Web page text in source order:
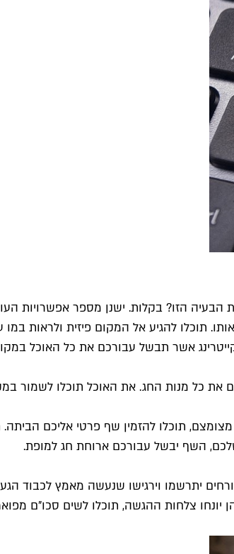
הבעיה הזו? בקלות. ישנן מספר אפשרויות
תוכלו להגיע אל המקום פיזית ולראות במו
אשר תבשל עבורכם את כל האוכל
מנות החג. את האוכל תוכלו לשמור
תוכלו להזמין שף פרטי אליכם
השף יבשל עבורכם ארוחת חג למופת.
יתרשמו וירגישו שנעשה מאמץ לכבוד
צלחות ההגשה, תוכלו לשים סכו"ם